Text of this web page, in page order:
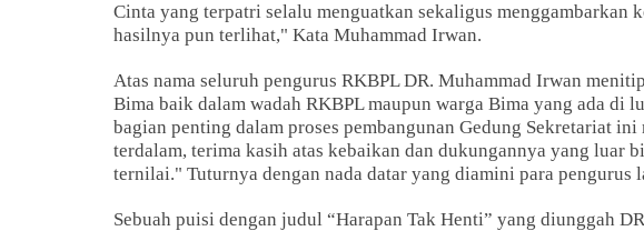
Cinta yang terpatri selalu menguatkan sekaligus menggambarkan
hasilnya pun terlihat," Kata Muhammad Irwan.
Atas nama seluruh pengurus RKBPL DR. Muhammad Irwan
Bima baik dalam wadah RKBPL maupun warga Bima yang ada di
bagian penting dalam proses pembangunan Gedung Sekretariat
terdalam, terima kasih atas kebaikan dan dukungannya yang luar
ternilai." Tuturnya dengan nada datar yang diamini para pengurus
Sebuah puisi dengan judul “Harapan Tak Henti” yang diunggah